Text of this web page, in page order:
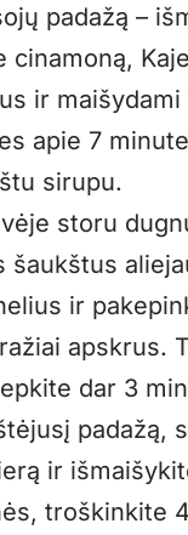
padažą –
cinamoną,
ir
apie 7
sirupu.
storu
šaukštus
ir
apskrus.
dar 3
padažą,
ir
troškinkite